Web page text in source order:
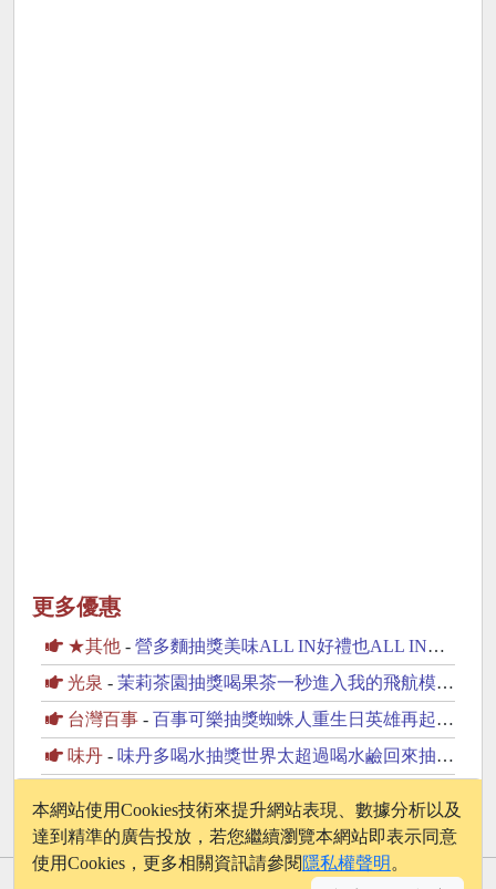
更多優惠
★其他 - 營多麵抽獎美味ALL IN好禮也ALL IN抽iPhone17
光泉 - 茉莉茶園抽獎喝果茶一秒進入我的飛航模式抽PS5
台灣百事 - 百事可樂抽獎蜘蛛人重生日英雄再起抽美國來回機票
味丹 - 味丹多喝水抽獎世界太超過喝水鹼回來抽iPhone17
本網站使用Cookies技術來提升網站表現、數據分析以及
達到精準的廣告投放，若您繼續瀏覽本網站即表示同意
使用Cookies，更多相關資訊請參閱 隱私權聲明 。